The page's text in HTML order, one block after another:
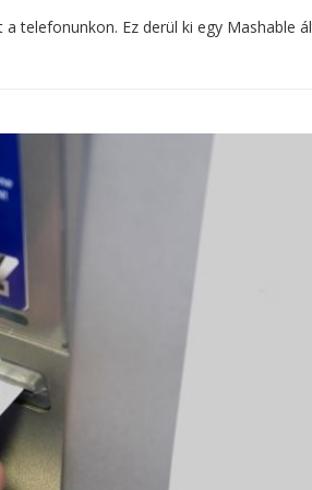
telefonunkon. Ez derül ki egy Mashable